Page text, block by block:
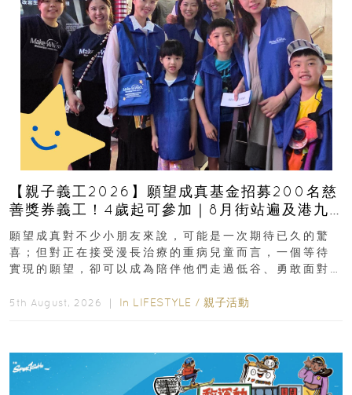
【親子義工2026】願望成真基金招募200名慈
善獎券義工！4歲起可參加｜8月街站遍及港九
新界
願望成真對不少小朋友來說，可能是一次期待已久的驚
喜；但對正在接受漫長治療的重病兒童而言，一個等待
實現的願望，卻可以成為陪伴他們走過低谷、勇敢面對
5th August, 2026 ｜ In LIFESTYLE / 親子活動